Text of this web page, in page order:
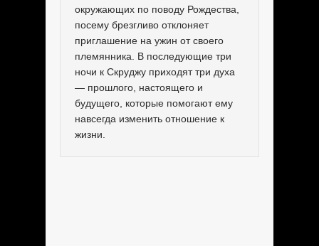
окружающих по поводу Рождества,
посему брезгливо отклоняет
приглашение на ужин от своего
племянника. В последующие три
ночи к Скруджу приходят три духа
— прошлого, настоящего и
будущего, которые помогают ему
навсегда изменить отношение к
жизни.